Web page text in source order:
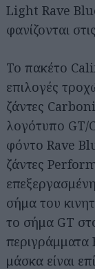
Light Rave
φανίζονται
Το πακέτο
επιλογές
ζάντες
λογότυπο GT/
φόντο Rave
ζάντες
σήμα του
το σήμα GT
περιγράμματα
μάσκα είναι